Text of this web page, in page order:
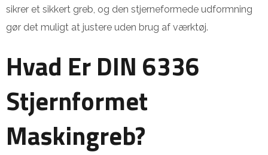
sikrer et sikkert greb, og den stjerneformede udformning
gør det muligt at justere uden brug af værktøj.
Hvad Er DIN 6336
Stjernformet
Maskingreb?